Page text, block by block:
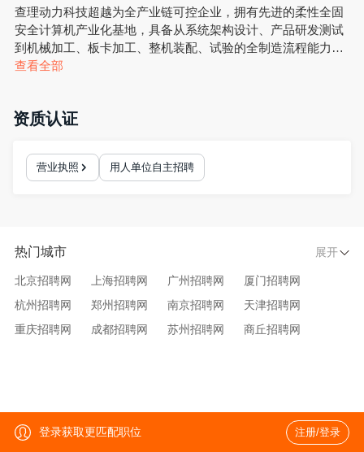
查理动力科技超越为全产业链可控企业，拥有先进的柔性全固
安全计算机产业化基地，具备从系统架构设计、产品研发测试
到机械加工、板卡加工、整机装配、试验的全制造流程能力。
公司布局山东、浙江、江西等产业基地，通过从源头到售后的
查看全部
资质认证
营业执照 用人单位自主招聘
热门城市 展开
北京招聘网 上海招聘网 广州招聘网
厦门招聘网
杭州招聘网
郑州招聘网 南京招聘网
天津招聘网
重庆招聘网
成都招聘网 苏州招聘网
商丘招聘网
登录获取更匹配职位 注册/登录